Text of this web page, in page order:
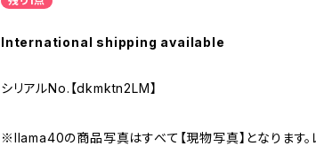
International shipping available
シリアルNo.【dkmktn2LM】
※llama40の商品写真はすべて【現物写真】となります